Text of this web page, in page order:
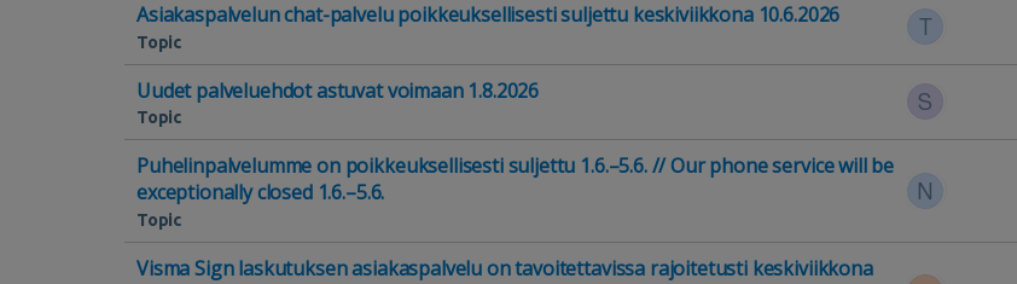
Asiakaspalvelun chat-palvelu poikkeuksellisesti suljettu keskiviikkona 10.6.2026
Topic T
Uudet palveluehdot astuvat voimaan 1.8.2026
Topic S
Puhelinpalvelumme on poikkeuksellisesti suljettu 1.6.–5.6. // Our phone service will be
exceptionally closed 1.6.–5.6.
Topic
N
Visma Sign laskutuksen asiakaspalvelu on tavoitettavissa rajoitetusti keskiviikkona